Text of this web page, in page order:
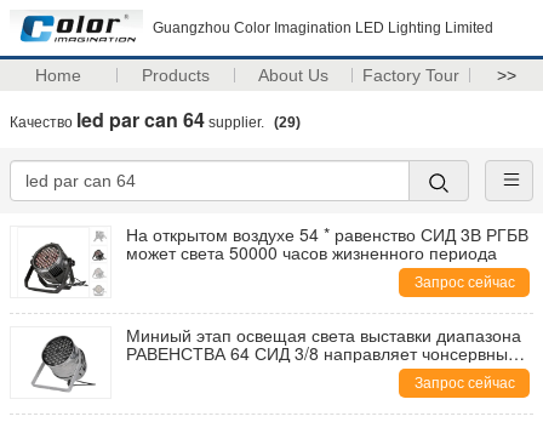
Guangzhou Color Imagination LED Lighting Limited
Home Products About Us Factory Tour >>
Качество led par can 64 supplier. (29)
На открытом воздухе 54 * равенство СИД 3В РГБВ
может света 50000 часов жизненного периода
Запрос сейчас
Миниый этап освещая света выставки диапазона
РАВЕНСТВА 64 СИД 3/8 направляет чонсервные
Запрос сейчас